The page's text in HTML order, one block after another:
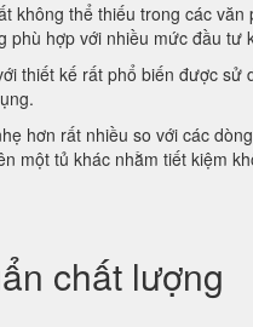
không thể thiếu trong các
phù hợp với nhiều mức đầu
thiết kế rất phổ biến được sử
hơn rất nhiều so với các
một tủ khác nhằm tiết kiệm
chất lượng